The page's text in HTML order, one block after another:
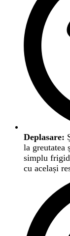
Deplasare:
la greutatea
simplu
cu același